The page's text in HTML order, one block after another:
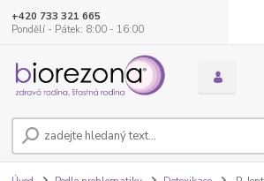
+420 733 321 665
Pondělí - Pátek: 8:00 - 16:00